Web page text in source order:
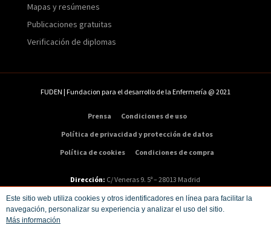
Este sitio web utiliza cookies y otros identificadores en línea para facilitar la
navegación, personalizar su experiencia y analizar el uso del sitio.
Más información
Mapas y resúmenes
Publicaciones gratuitas
Verificación de diplomas
FUDEN | Fundacion para el desarrollo de la Enfermería @ 2021
Prensa
Condiciones de uso
Política de privacidad y protección de datos
Política de cookies
Condiciones de compra
Dirección: C/ Veneras 9. 5ª – 28013 Madrid
Teléfono:91 547 48 81|Email:info@fuden.es